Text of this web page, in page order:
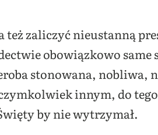
zaliczyć nieustanną
obowiązkowo
stonowana, nobliwa,
innym, do
by nie wytrzymał.